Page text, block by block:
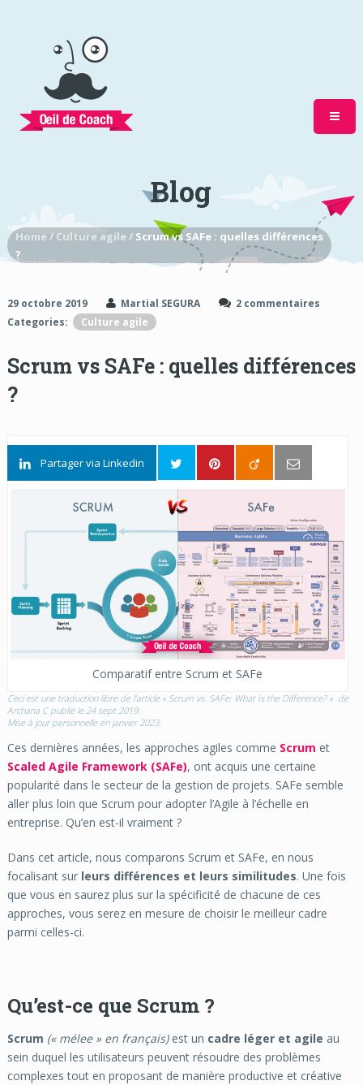
Blog
Home / Culture agile / Scrum vs SAFe : quelles différences
?
29 octobre 2019 Martial SEGURA
2 commentaires
Categories:
Culture agile
Scrum vs SAFe : quelles différences
?
Partager via Linkedin
Comparatif entre Scrum et SAFe
Ceci est une traduction libre de l’article « Scrum vs. SAFe: What Is the Difference?» de
Archana Cpublié le 24 sept 2019.
Mise à jour personnelle en janvier 2023.
Ces dernières années, les approches agiles comme Scrum et
Scaled Agile Framework (SAFe), ont acquis une certaine
popularité dans le secteur de la gestion de projets. SAFe semble
aller plus loin que Scrum pour adopter l’Agile à l’échelle en
entreprise. Qu’en est-il vraiment ?
Dans cet article, nous comparons Scrum et SAFe, en nous
focalisant sur leurs différences et leurs similitudes. Une fois
que vous en saurez plus sur la spécificité de chacune de ces
approches, vous serez en mesure de choisir le meilleur cadre
parmi celles-ci.
Qu’est-ce que Scrum ?
Scrum (« mélee » en français) est un cadre léger et agile au
sein duquel les utilisateurs peuvent résoudre des problèmes
complexes tout en proposant de manière productive et créative